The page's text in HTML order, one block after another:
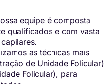
equipe é composta
qualificados e com vasta
as técnicas mais
de Unidade Folicular)
Folicular), para